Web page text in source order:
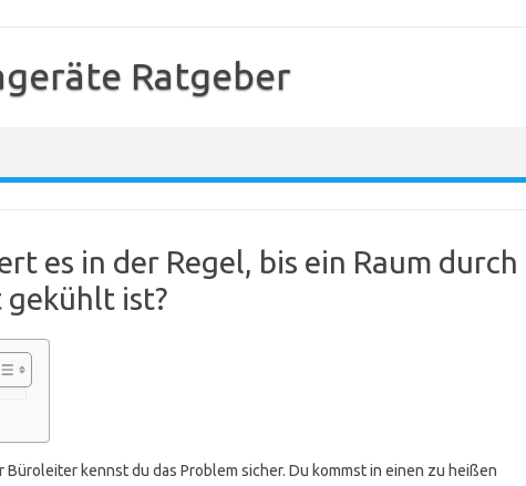
Ratgeber
es in der Regel, bis ein Raum durch
ist?
kennst du das Problem sicher. Du kommst in einen zu heißen